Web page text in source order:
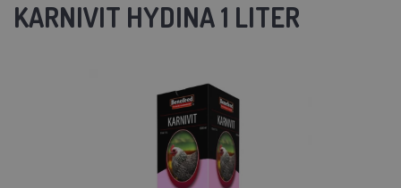
KARNIVIT HYDINA 1 LITER